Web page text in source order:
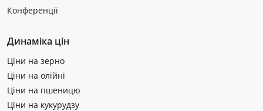
Конференції
Динаміка цін
Ціни на зерно
Ціни на олійні
Ціни на пшеницю
Ціни на кукурудзу